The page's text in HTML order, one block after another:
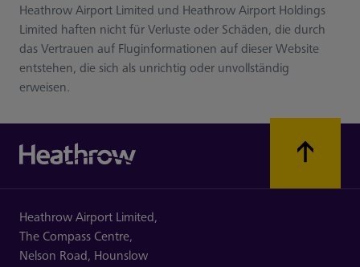
Heathrow Airport Limited und Heathrow Airport Holdings
Limited haften nicht für Verluste oder Schäden, die durch
das Vertrauen auf Fluginformationen auf dieser Website
entstehen, die sich als unrichtig oder unvollständig
erweisen.
Heathrow Airport Limited,
The Compass Centre,
Nelson Road, Hounslow